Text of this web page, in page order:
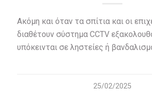
Ακόμη και όταν τα σπίτια και οι
διαθέτουν σύστημα CCTV
υπόκεινται σε ληστείες ή
25/02/2025